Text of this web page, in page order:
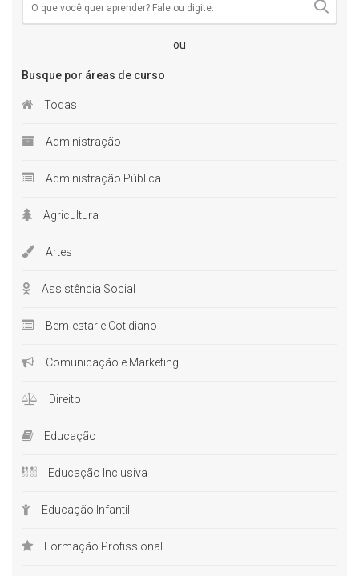
ou
Busque por áreas de curso
Todas
Administração
Administração Pública
Agricultura
Artes
Assistência Social
Bem-estar e Cotidiano
Comunicação e Marketing
Direito
Educação
Educação Inclusiva
Educação Infantil
Formação Profissional